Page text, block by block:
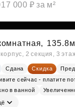
000 ₽ за м²
2 секция, 3
Сдана Скидка
сейчас - платите
в ванной